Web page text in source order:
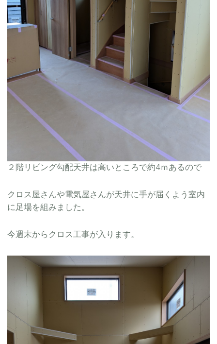
２階リビング勾配天井は高いところで約4ｍあるので
クロス屋さんや電気屋さんが天井に手が届くよう室内
に足場を組みました。
今週末からクロス工事が入ります。